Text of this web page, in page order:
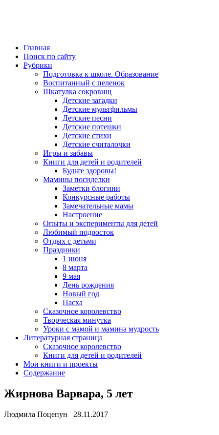
Главная
Поиск по сайту
Рубрики
Подготовка к школе. Образование
Воспитанный с пеленок
Шкатулка сокровищ
Детские загадки
Детские мультфильмы
Детские песни
Детские потешки
Детские стихи
Детские считалочки
Игры и забавы
Книги для детей и родителей
Будьте здоровы!
Мамины посиделки
Заметки блогини
Конкурсные работы
Замечательные мамы
Настроение
Опыты и эксперименты для детей
Любимый подросток
Отдых с детьми
Праздники
1 июня
8 марта
9 мая
День рождения
Новый год
Пасха
Сказочное королевство
Творческая минутка
Уроки с мамой и мамина мудрость
Литературная страница
Сказочное королевство
Книги для детей и родителей
Мои книги и проекты
Содержание
Жирнова Варвара, 5 лет
Людмила Поцепун 28.11.2017